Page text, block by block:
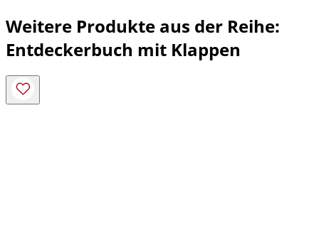
Weitere Produkte aus der Reihe:
Entdeckerbuch mit Klappen